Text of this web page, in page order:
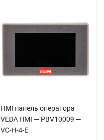
HMI панель оператора
VEDA HMI — PBV10009 —
VC-H-4-E